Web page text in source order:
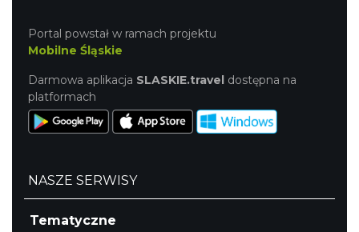
Portal powstał w ramach projektu
Mobilne Śląskie
Darmowa aplikacja SLASKIE.travel dostępna na
platformach
NASZE SERWISY
Tematyczne